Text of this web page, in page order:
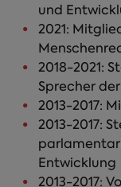
und
2021:
2018-2021:
Sprecher
2013-2017:
2013-2017:
Entwicklung
2013-2017: